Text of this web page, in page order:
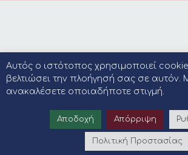
Αυτός ο ιστότοπος χρησιμοποιεί
βελτιώσει την πλοήγησή σας σε αυτόν.
ανακαλέσετε οποιαδήποτε στιγμή.
Αποδοχή Απόρριψη
Πολιτική Προστασίας